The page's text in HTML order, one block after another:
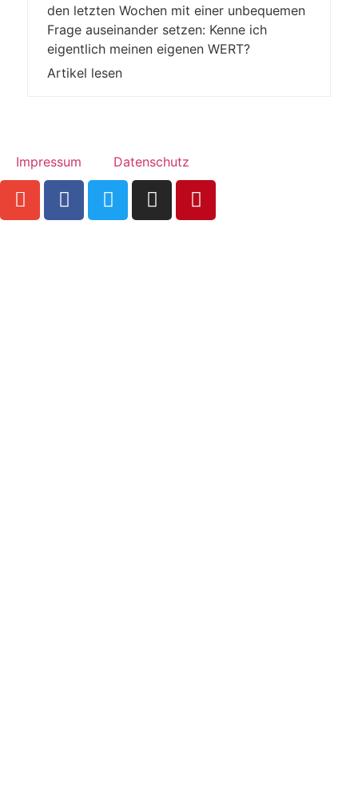
den letzten Wochen mit einer unbequemen
Frage auseinander setzen: Kenne ich
eigentlich meinen eigenen WERT?
Artikel lesen
Impressum Datenschutz